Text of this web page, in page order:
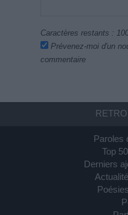
Caractères restants :
Prévenez-moi d'un
commentaire
Paroles
Top
Derniers